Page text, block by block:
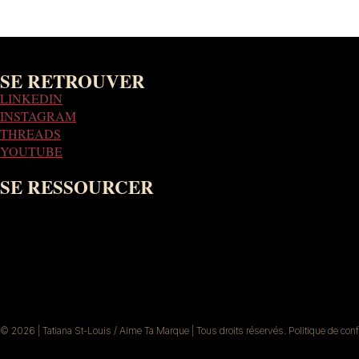
SE RETROUVER
LINKEDIN
INSTAGRAM
THREADS
YOUTUBE
SE RESSOURCER
© 2026 | Tatiana St-Louis / Aime Ta Marque | Tous droits réservés. Politique de